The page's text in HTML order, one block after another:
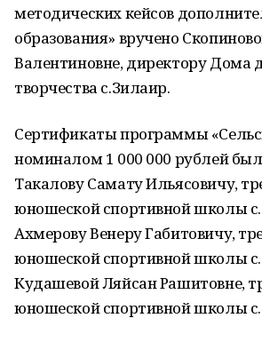
методических кейсов
образования» вручено
Валентиновне, директору Дома
творчества с.Зилаир.
Сертификаты программы
номиналом 1 000 000 рублей
Такалову Самату Ильясовичу,
юношеской спортивной школы
Ахмерову Венеру Габитовичу,
юношеской спортивной школы
Кудашевой Ляйсан Рашитовне,
юношеской спортивной школы